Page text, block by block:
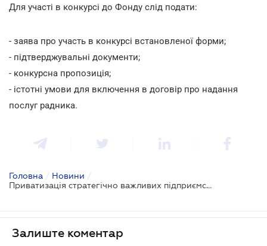
Для участі в конкурсі до Фонду слід подати:
- заява про участь в конкурсі встановленої форми;
- підтверджувальні документи;
- конкурсна пропозиція;
- істотні умови для включення в договір про надання
послуг радника.
Головна / Новини /
Приватизація стратегічно важливих підприємств
Залиште коментар